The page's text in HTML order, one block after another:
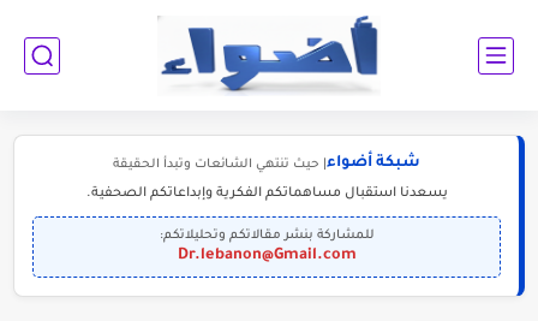
شبكة أضواء | حيث تنتهي الشائعات وتبدأ الحقيقة
يسعدنا استقبال مساهماتكم الفكرية وإبداعاتكم الصحفية.
للمشاركة بنشر مقالاتكم وتحليلاتكم:
Dr.lebanon@Gmail.com